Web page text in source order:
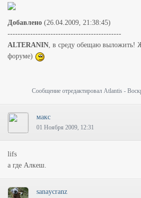
Добавлено (26.04.2009, 21:38:45)
---------------------------------------------
ALTERANIN, в среду обещаю выложить!
форуме)
Сообщение отредактировал Atlantis -
макс
01 Ноября 2009, 12:31
lifs
а где Алкеш.
sanaycranz